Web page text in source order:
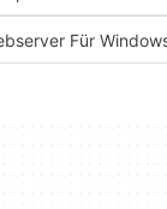
Für